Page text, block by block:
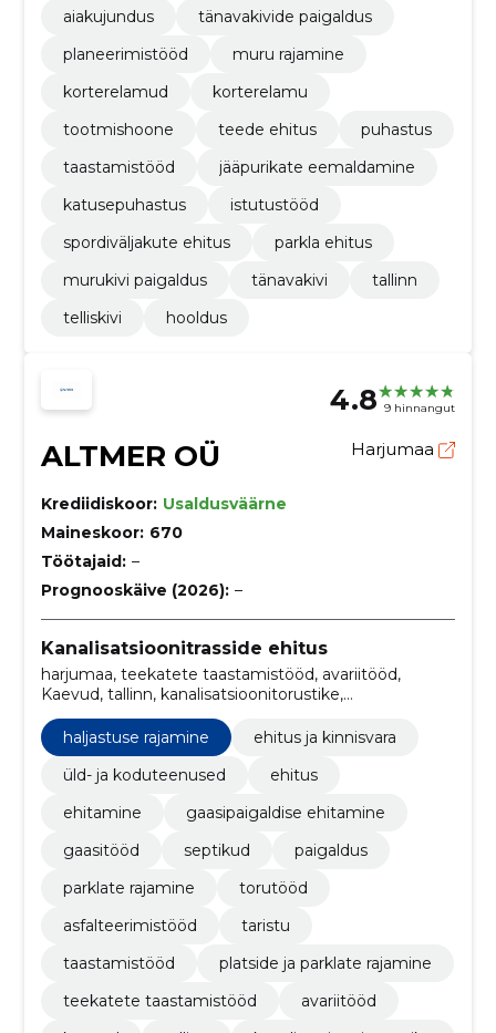
aiakujundus
tänavakivide paigaldus
planeerimistööd
muru rajamine
korterelamud
korterelamu
tootmishoone
teede ehitus
puhastus
taastamistööd
jääpurikate eemaldamine
katusepuhastus
istutustööd
spordiväljakute ehitus
parkla ehitus
murukivi paigaldus
tänavakivi
tallinn
telliskivi
hooldus
4.8 9 hinnangut
ALTMER OÜ Harjumaa
Krediidiskoor: Usaldusväärne
Maineskoor: 670
Töötajaid: –
Prognooskäive (2026): –
Kanalisatsioonitrasside ehitus
harjumaa, teekatete taastamistööd, avariitööd,
Kaevud, tallinn, kanalisatsioonitorustike,
kanalisatsiooni, Lumekoristus, toruabi, teedeehitus
haljastuse rajamine
ehitus ja kinnisvara
üld- ja koduteenused
ehitus
ehitamine
gaasipaigaldise ehitamine
gaasitööd
septikud
paigaldus
parklate rajamine
torutööd
asfalteerimistööd
taristu
taastamistööd
platside ja parklate rajamine
teekatete taastamistööd
avariitööd